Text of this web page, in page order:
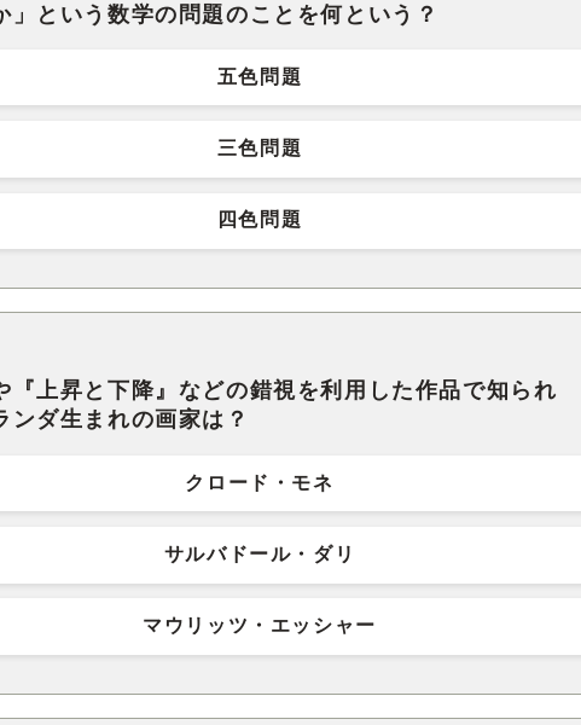
」という数学の問題のことを何という？
五色問題
三色問題
四色問題
『上昇と下降』などの錯視を利用した作品で知られ
ンダ生まれの画家は？
クロード・モネ
サルバドール・ダリ
マウリッツ・エッシャー